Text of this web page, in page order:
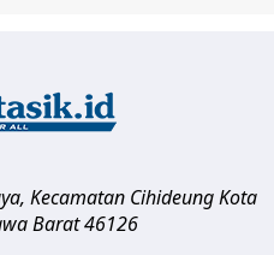
Kecamatan CihideungKota
Barat 46126